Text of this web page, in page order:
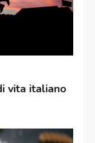
vita italiano